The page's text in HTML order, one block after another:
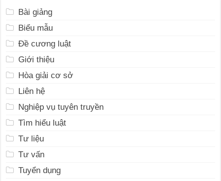
Bài giảng
Biểu mẫu
Đề cương luật
Giới thiệu
Hòa giải cơ sở
Liên hệ
Nghiệp vụ tuyên truyền
Tìm hiểu luật
Tư liệu
Tư vấn
Tuyển dụng